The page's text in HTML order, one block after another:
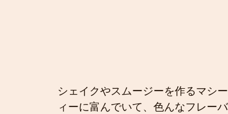
シェイクやスムージーを作るマシ
ィーに富んでいて、色んなフレー